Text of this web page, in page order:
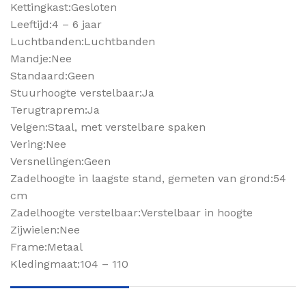
Kettingkast:Gesloten
Leeftijd:4 – 6 jaar
Luchtbanden:Luchtbanden
Mandje:Nee
Standaard:Geen
Stuurhoogte verstelbaar:Ja
Terugtraprem:Ja
Velgen:Staal, met verstelbare spaken
Vering:Nee
Versnellingen:Geen
Zadelhoogte in laagste stand, gemeten van grond:54
cm
Zadelhoogte verstelbaar:Verstelbaar in hoogte
Zijwielen:Nee
Frame:Metaal
Kledingmaat:104 – 110